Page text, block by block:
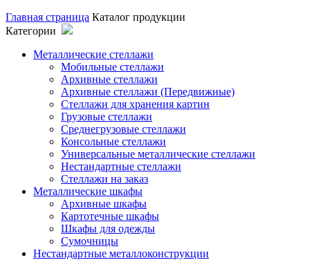
Главная страница Каталог продукции
Категории
Металлические стеллажи
Мобильные стеллажи
Архивные стеллажи
Архивные стеллажи (Передвижные)
Стеллажи для хранения картин
Грузовые стеллажи
Среднегрузовые стеллажи
Консольные стеллажи
Универсальные металлические стеллажи
Нестандартные стеллажи
Стеллажи на заказ
Металлические шкафы
Архивные шкафы
Картотечные шкафы
Шкафы для одежды
Сумочницы
Нестандартные металлоконструкции